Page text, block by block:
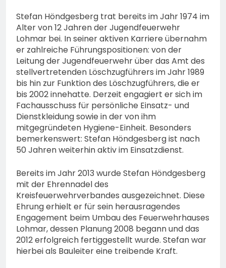
Stefan Höndgesberg trat bereits im Jahr 1974 im
Alter von 12 Jahren der Jugendfeuerwehr
Lohmar bei. In seiner aktiven Karriere übernahm
er zahlreiche Führungspositionen: von der
Leitung der Jugendfeuerwehr über das Amt des
stellvertretenden Löschzugführers im Jahr 1989
bis hin zur Funktion des Löschzugführers, die er
bis 2002 innehatte. Derzeit engagiert er sich im
Fachausschuss für persönliche Einsatz- und
Dienstkleidung sowie in der von ihm
mitgegründeten Hygiene-Einheit. Besonders
bemerkenswert: Stefan Höndgesberg ist nach
50 Jahren weiterhin aktiv im Einsatzdienst.
Bereits im Jahr 2013 wurde Stefan Höndgesberg
mit der Ehrennadel des
Kreisfeuerwehrverbandes ausgezeichnet. Diese
Ehrung erhielt er für sein herausragendes
Engagement beim Umbau des Feuerwehrhauses
Lohmar, dessen Planung 2008 begann und das
2012 erfolgreich fertiggestellt wurde. Stefan war
hierbei als Bauleiter eine treibende Kraft.